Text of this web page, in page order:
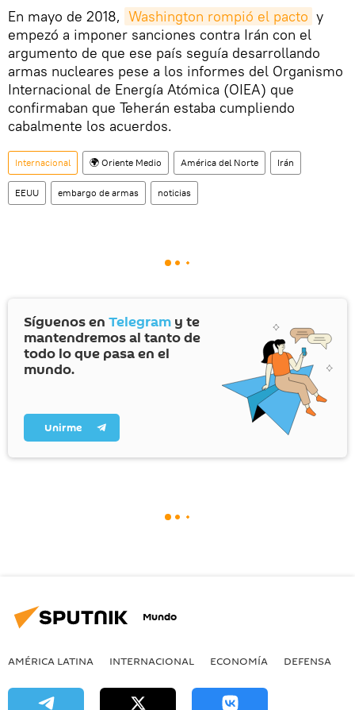
En mayo de 2018, Washington rompió el pacto y
empezó a imponer sanciones contra Irán con el
argumento de que ese país seguía desarrollando
armas nucleares pese a los informes del Organismo
Internacional de Energía Atómica (OIEA) que
confirmaban que Teherán estaba cumpliendo
cabalmente los acuerdos.
Internacional 🌍 Oriente Medio América del Norte Irán
EEUU embargo de armas noticias
Síguenos en Telegram y te
mantendremos al tanto de
todo lo que pasa en el
mundo.
Unirme
Mundo
AMÉRICA LATINA INTERNACIONAL ECONOMÍA DEFENSA